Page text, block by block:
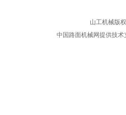
山工机械版
中国路面机械网提供技术